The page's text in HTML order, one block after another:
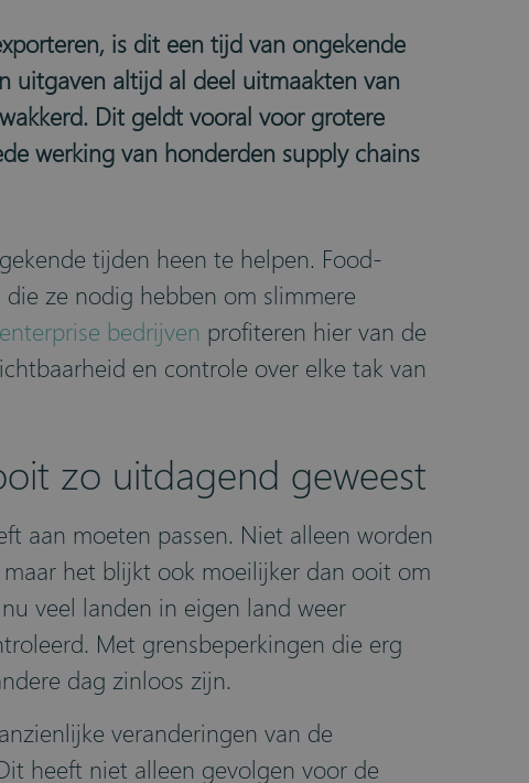
is dit een tijd van ongekende
uitgaven altijd al deel uitmaakten van
Dit geldt vooral voor grotere
werking van honderden supply chains
tijden heen te helpen. Food-
ze nodig hebben om slimmere
enterprise bedrijven profiteren hier van de
en controle over elke tak van
zo uitdagend geweest
aan moeten passen. Niet alleen worden
het blijkt ook moeilijker dan ooit om
veel landen in eigen land weer
Met grensbeperkingen die erg
dag zinloos zijn.
veranderingen van de
heeft niet alleen gevolgen voor de